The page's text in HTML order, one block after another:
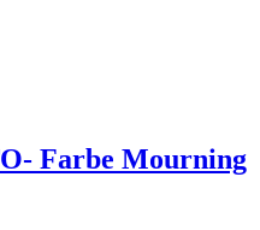
Farbe Mourning